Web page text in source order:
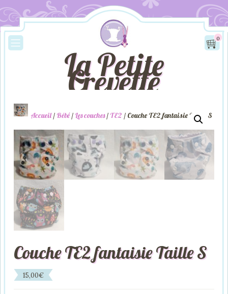
La Petite
Crevette
0
Accueil/ Bébé/ Les couches/ TE2 / Couche TE2 fantaisie Taille S
Couche TE2 fantaisie Taille S
15,00€